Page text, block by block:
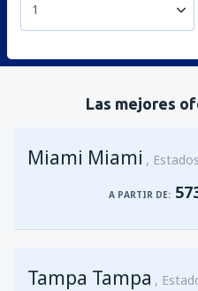
1
Las mejores
Miami Miami
A PARTIR DE:
Tampa Tampa